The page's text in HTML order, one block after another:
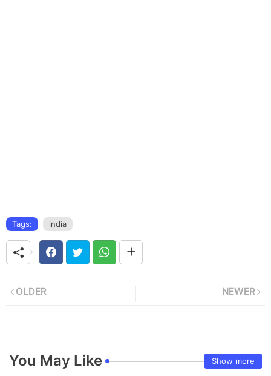
Tags: india
NEWER
OLDER
You May Like Show more